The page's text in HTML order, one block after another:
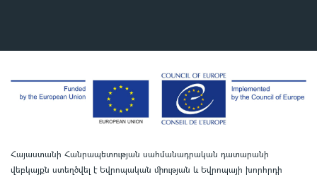
Հայաստանի Հանրապետության սահմանադրական դատարանի
վեբկայքն ստեղծվել է Եվրոպական միության և Եվրոպայի խորհրդի